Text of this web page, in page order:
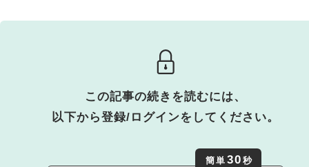
この記事の続きを読むには、
以下から登録/ログインをしてください。
簡単 30 秒